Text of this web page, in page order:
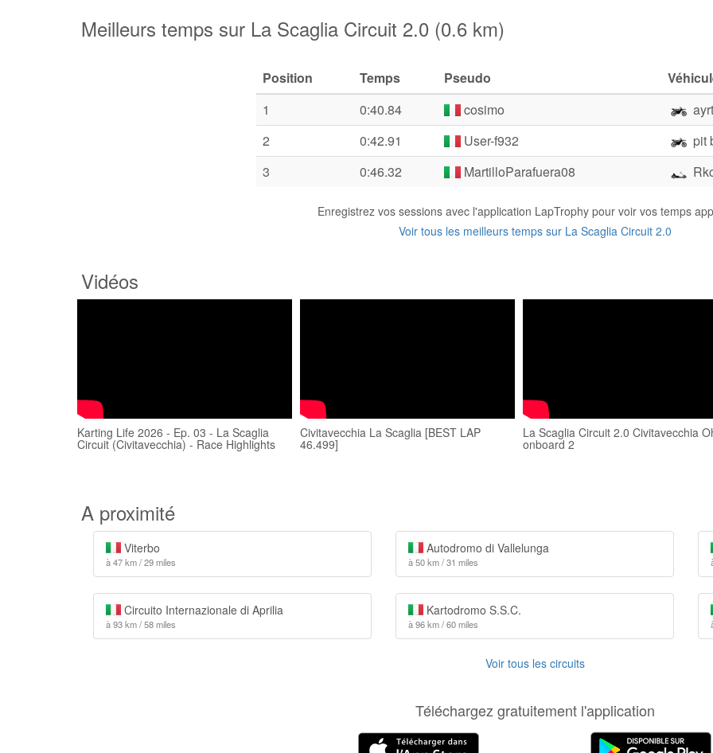
Meilleurs temps sur La Scaglia Circuit 2.0 (0.6 km)
Position Temps Pseudo
1
0:40.84 cosimo
2
0:42.91 User-f932
pit
3
0:46.32 MartilloParafuera08
Enregistrez vos sessions avec l'application LapTrophy pour voir vos temps
Voir tous les meilleurs temps sur La Scaglia Circuit 2.0
Vidéos
Karting Life 2026 - Ep. 03 - La Scaglia
Circuit (Civitavecchia) - Race Highlights
Civitavecchia La Scaglia [BEST LAP
46.499]
La Scaglia Circuit 2.0 Civitavecchia
onboard 2
A proximité
Viterbo
à 47 km / 29 miles
Autodromo di Vallelunga
à 50 km / 31 miles
Circuito Internazionale di Aprilia
à 93 km / 58 miles
Kartodromo S.S.C.
à 96 km / 60 miles
Voir tous les circuits
Téléchargez gratuitement l'application